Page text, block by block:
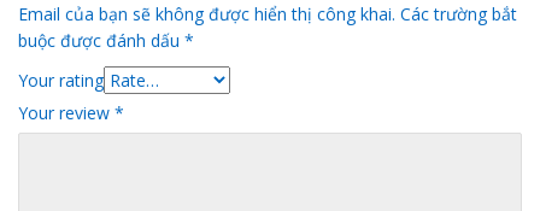
Email của bạn sẽ không được hiển thị công khai. Các trường bắt
buộc được đánh dấu *
Your rating
Your review *